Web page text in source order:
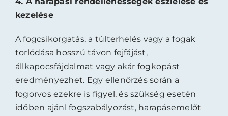
kezelése
A fogcsikorgatás, a túlterhelés vagy a fogak
torlódása hosszú távon fejfájást,
állkapocsfájdalmat vagy akár fogkopást
eredményezhet. Egy ellenőrzés során a
fogorvos ezekre is figyel, és szükség esetén
időben ajánl fogszabályozást, harapásemelőt